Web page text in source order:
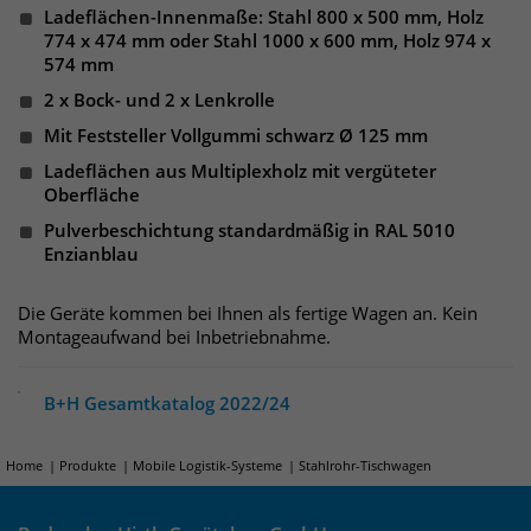
Ladeflächen-Innenmaße: Stahl 800 x 500 mm, Holz
774 x 474 mm oder Stahl 1000 x 600 mm, Holz 974 x
574 mm
2 x Bock- und 2 x Lenkrolle
Mit Feststeller Vollgummi schwarz Ø 125 mm
Ladeflächen aus Multiplexholz mit vergüteter
Oberfläche
Pulverbeschichtung standardmäßig in RAL 5010
Enzianblau
Die Geräte kommen bei Ihnen als fertige Wagen an. Kein
Montageaufwand bei Inbetriebnahme.
B+H Gesamtkatalog 2022/24
Home Produkte Mobile Logistik-Systeme Stahlrohr-Tischwagen
Anbieter TYPO3
Laufzeit 1 Jahr
Zweck
Einstellungen.
Websitebesucher für die Dauer des
Besuchs der Webseite zu identifizieren.
Name _pk_id
Anbieter Matomo
Laufzeit
Besucher-, Sitzungs- und
Kampagnendaten zu berechnen und
Analysebericht der Website zu
eine randoly generierte Nummer zu,